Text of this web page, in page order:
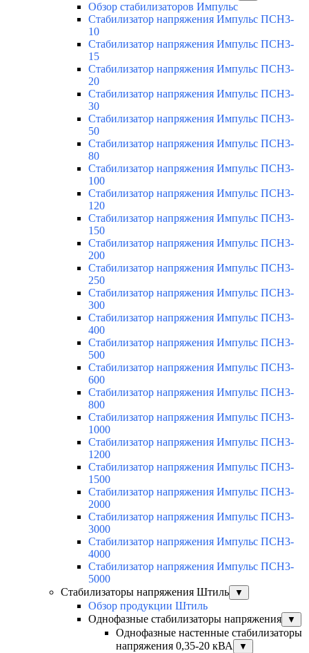
Обзор стабилизаторов Импульс
Стабилизатор напряжения Импульс ПСН3-
10
Стабилизатор напряжения Импульс ПСН3-
15
Стабилизатор напряжения Импульс ПСН3-
20
Стабилизатор напряжения Импульс ПСН3-
30
Стабилизатор напряжения Импульс ПСН3-
50
Стабилизатор напряжения Импульс ПСН3-
80
Стабилизатор напряжения Импульс ПСН3-
100
Стабилизатор напряжения Импульс ПСН3-
120
Стабилизатор напряжения Импульс ПСН3-
150
Стабилизатор напряжения Импульс ПСН3-
200
Стабилизатор напряжения Импульс ПСН3-
250
Стабилизатор напряжения Импульс ПСН3-
300
Стабилизатор напряжения Импульс ПСН3-
400
Стабилизатор напряжения Импульс ПСН3-
500
Стабилизатор напряжения Импульс ПСН3-
600
Стабилизатор напряжения Импульс ПСН3-
800
Стабилизатор напряжения Импульс ПСН3-
1000
Стабилизатор напряжения Импульс ПСН3-
1200
Стабилизатор напряжения Импульс ПСН3-
1500
Стабилизатор напряжения Импульс ПСН3-
2000
Стабилизатор напряжения Импульс ПСН3-
3000
Стабилизатор напряжения Импульс ПСН3-
4000
Стабилизатор напряжения Импульс ПСН3-
5000
Стабилизаторы напряжения Штиль
▼
Обзор продукции Штиль
Однофазные стабилизаторы напряжения
▼
Однофазные настенные стабилизаторы
напряжения 0,35-20 кВА
▼